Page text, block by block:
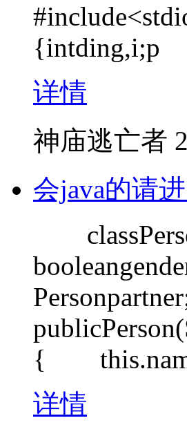
{intding,i;p
详情
神庙逃亡者
会java的请
{
详情